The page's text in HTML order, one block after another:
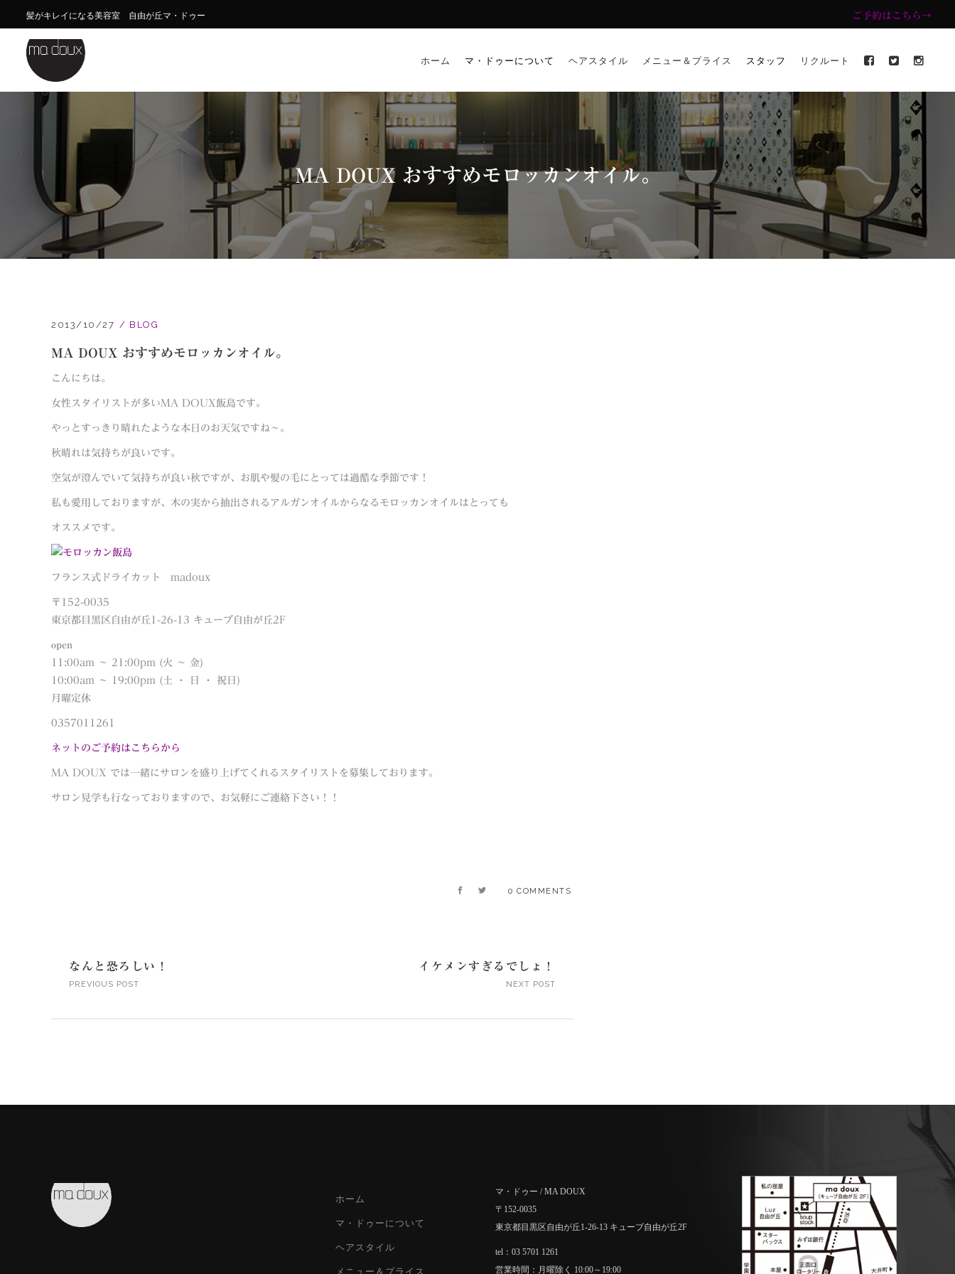
髪がキレイになる美容室 自由が丘マ・ドゥー ご予約はこちら→
ホーム マ・ドゥーについて ヘアスタイル メニュー＆プライス スタッフ リクルート
MA DOUX おすすめモロッカンオイル。
2013/10/27 BLOG
MA DOUX おすすめモロッカンオイル。
こんにちは。
女性スタイリストが多いMA DOUX飯島です。
やっとすっきり晴れたような本日のお天気ですね〜。
秋晴れは気持ちが良いです。
空気が澄んでいて気持ちが良い秋ですが、お肌や髪の毛にとっては過酷な季節です！
私も愛用しておりますが、木の実から抽出されるアルガンオイルからなるモロッカンオイルはとっても
オススメです。
フランス式ドライカット madoux
〒152-0035
東京都目黒区自由が丘1-26-13 キューブ自由が丘2F
open
11:00am 〜 21:00pm (火 〜 金)
10:00am 〜 19:00pm (土 ・ 日 ・ 祝日)
月曜定休
0357011261
ネットのご予約はこちらから
MA DOUX では一緒にサロンを盛り上げてくれるスタイリストを募集しております。
サロン見学も行なっておりますので、お気軽にご連絡下さい！！
0 COMMENTS
なんと恐ろしい！
PREVIOUS POST
イケメンすぎるでしょ！
NEXT POST
ホーム
マ・ドゥーについて
ヘアスタイル
メニュー＆プライス
マ・ドゥー / MA DOUX
〒152-0035
東京都目黒区自由が丘1-26-13 キューブ自由が丘2F
tel：03 5701 1261
営業時間：月曜除く 10:00～19:00